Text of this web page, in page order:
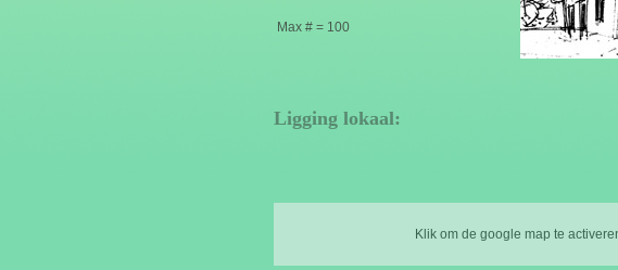
Max # = 100
Ligging lokaal:
Klik om de google map te